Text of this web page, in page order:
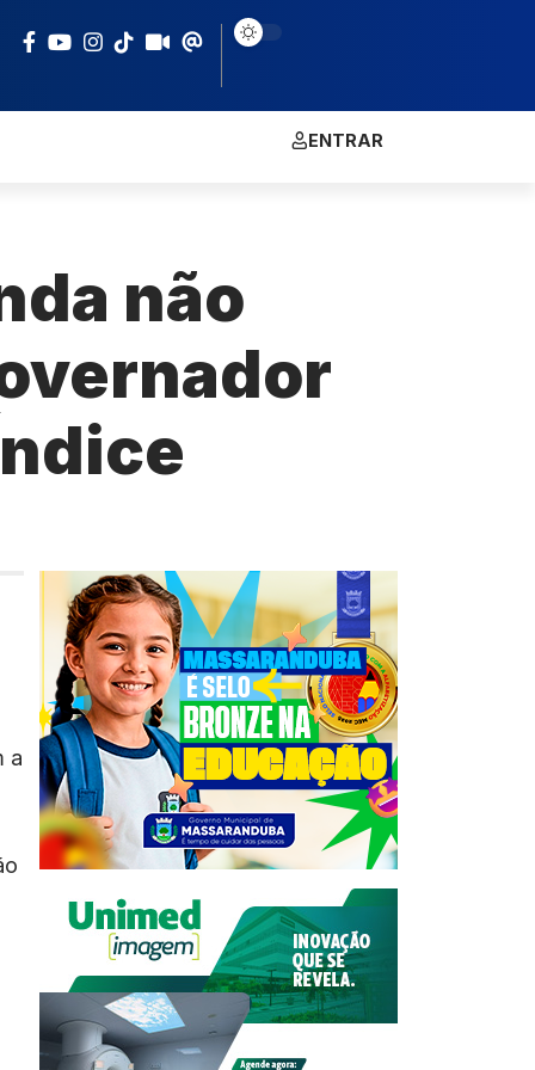
ENTRAR
não
a